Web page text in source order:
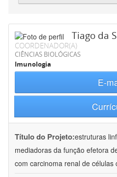
Tiago da
COORDENADOR(A)
CIÊNCIAS BIOLÓGICAS
Imunologia
E-
Título do Projeto:estruturas
mediadoras da função efetora
com carcinoma renal de células